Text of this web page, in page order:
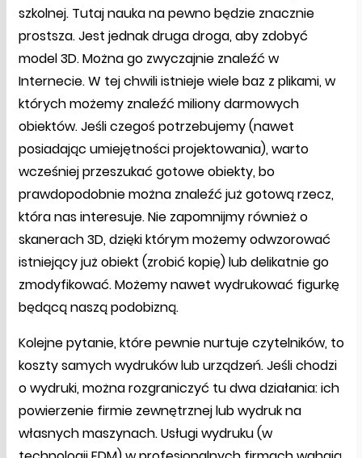
szkolnej. Tutaj nauka na pewno będzie znacznie
prostsza. Jest jednak druga droga, aby zdobyć
model 3D. Można go zwyczajnie znaleźć w
Internecie. W tej chwili istnieje wiele baz z plikami, w
których możemy znaleźć miliony darmowych
obiektów. Jeśli czegoś potrzebujemy (nawet
posiadając umiejętności projektowania), warto
wcześniej przeszukać gotowe obiekty, bo
prawdopodobnie można znaleźć już gotową rzecz,
która nas interesuje. Nie zapomnijmy również o
skanerach 3D, dzięki którym możemy odwzorować
istniejący już obiekt (zrobić kopię) lub delikatnie go
zmodyfikować. Możemy nawet wydrukować figurkę
będącą naszą podobizną.
Kolejne pytanie, które pewnie nurtuje czytelników, to
koszty samych wydruków lub urządzeń. Jeśli chodzi
o wydruki, można rozgraniczyć tu dwa działania: ich
powierzenie firmie zewnętrznej lub wydruk na
własnych maszynach. Usługi wydruku (w